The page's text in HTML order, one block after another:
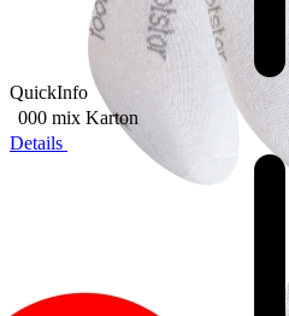
QuickInfo
000 mix Karton
Details